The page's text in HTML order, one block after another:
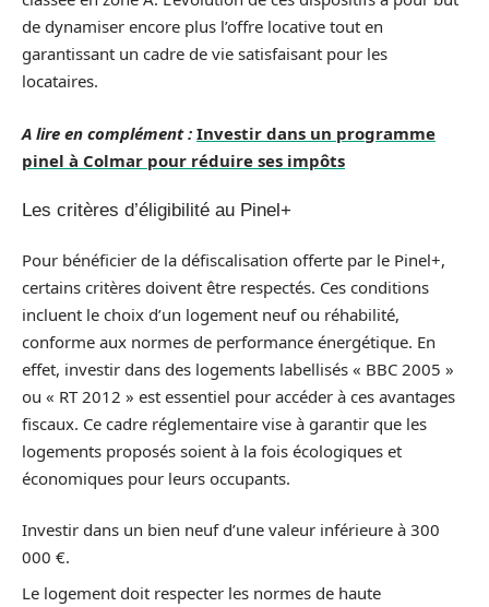
de dynamiser encore plus l’offre locative tout en
garantissant un cadre de vie satisfaisant pour les
locataires.
A lire en complément : Investir dans un programme
pinel à Colmar pour réduire ses impôts
Les critères d’éligibilité au Pinel+
Pour bénéficier de la défiscalisation offerte par le Pinel+,
certains critères doivent être respectés. Ces conditions
incluent le choix d’un logement neuf ou réhabilité,
conforme aux normes de performance énergétique. En
effet, investir dans des logements labellisés « BBC 2005 »
ou « RT 2012 » est essentiel pour accéder à ces avantages
fiscaux. Ce cadre réglementaire vise à garantir que les
logements proposés soient à la fois écologiques et
économiques pour leurs occupants.
Investir dans un bien neuf d’une valeur inférieure à 300
000 €.
Le logement doit respecter les normes de haute